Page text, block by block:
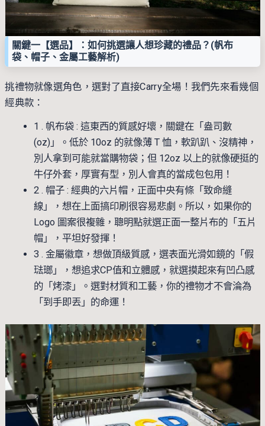
關鍵一【選品】：如何挑選讓人想珍藏的禮品？(帆布
袋、帽子、金屬工藝解析)
挑禮物就像選角色，選對了直接Carry全場！我們先來看幾個
經典款：
1 . 帆布袋 : 這東西的質感好壞，關鍵在「盎司數
(oz)」。低於 10oz 的就像薄 T 恤，軟趴趴、沒精神，
別人拿到可能就當購物袋；但 12oz 以上的就像硬挺的
牛仔外套，厚實有型，別人會真的當成包包用！
2 . 帽子 : 經典的六片帽，正面中央有條「致命縫
線」，想在上面搞印刷很容易悲劇。所以，如果你的
Logo 圖案很複雜，聰明點就選正面一整片布的「五片
帽」，平坦好發揮！
3 . 金屬徽章，想做頂級質感，選表面光滑如鏡的「假
琺瑯」，想追求CP值和立體感，就選摸起來有凹凸感
的「烤漆」。選對材質和工藝，你的禮物才不會淪為
「到手即丟」的命運！